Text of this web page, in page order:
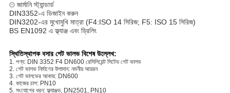
⊙ জার্মানি স্ট্যান্ডার্ড
DIN3352-এ ডিজাইন করুন
DIN3202-এর মুখোমুখি মাত্রা (F4:ISO 14 সিরিজ; F5: ISO 15 সিরিজ)
BS EN1092 এ ফ্ল্যাঞ্জ এবং ড্রিলিং
স্থিতিস্থাপক বসার গেট ভালভ বিশেষ উল্লেখ:
1. পণ্য: DIN 3352 F4 DN600 রেসিলিয়েন্ট সিটেড গেট ভালভ
2. গেট ভালভ নির্মাণের উপাদান: নমনীয় আয়রন
3. গেট ভালভের আকার: DN600
4. কাজের চাপ: PN10
5. সংযোগের ধরন: ফ্ল্যাঞ্জড, DN2501, PN10